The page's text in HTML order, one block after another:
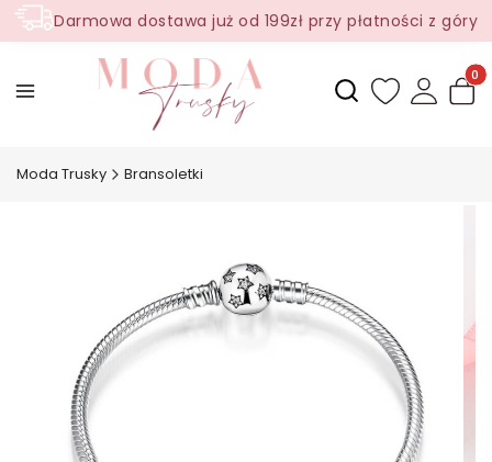
Darmowa dostawa już od 199zł przy płatności z góry
Otwórz
Moda Trusky Bransoletki